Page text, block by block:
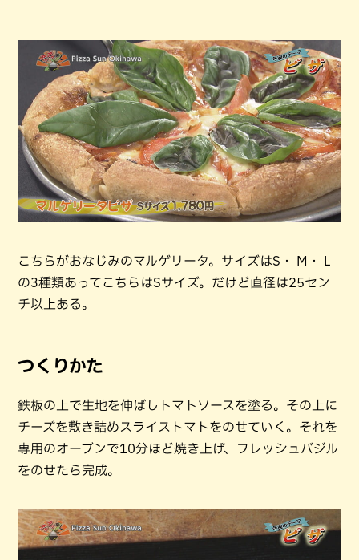
こちらがおなじみのマルゲリータ。サイズはS・ M・ L
の3種類あってこちらはSサイズ。だけど直径は25セン
チ以上ある。
つくりかた
鉄板の上で生地を伸ばしトマトソースを塗る。その上に
チーズを敷き詰めスライストマトをのせていく。それを
専用のオーブンで10分ほど焼き上げ、フレッシュバジル
をのせたら完成。